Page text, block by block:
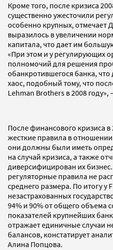
Кроме того, после кризиса
существенно ужесточили
особенно крупных, отмечает
выразилось в увеличении
капитала, что дает им
«При этом и у регулирующих
полномочий для решения
обанкротившегося банка,
хаос, подобный тому, что
Lehman Brothers в 2008
После финансового кризиса в
жесткие правила в
они должны были иметь
на случай кризиса, а также
диверсифицирован их
регуляторные правила не
среднего размера. По итогу у
незастрахованных
94% и 90% от общего объема
показателей крупнейших
отражает единичные случаи
балансов, констатирует
Алина Попцова.